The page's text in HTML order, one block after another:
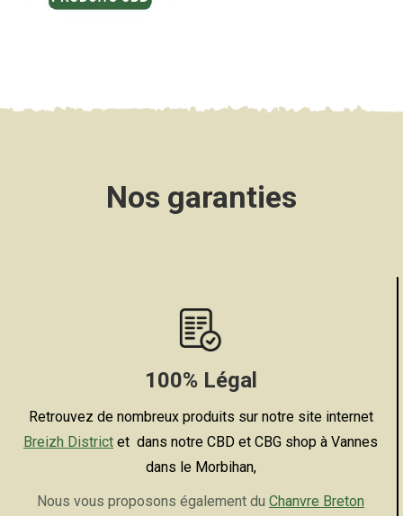
Nos garanties
100% Légal
Retrouvez de nombreux produits sur notre site internet
Breizh District et dans notre CBD et CBG shop à Vannes
dans le Morbihan,
Nous vous proposons également du Chanvre Breton